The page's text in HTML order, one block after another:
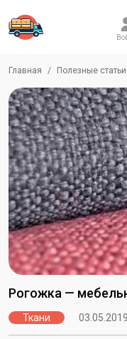
Главная Полезные статьи
Рогожка —
Ткани 03.05.2019